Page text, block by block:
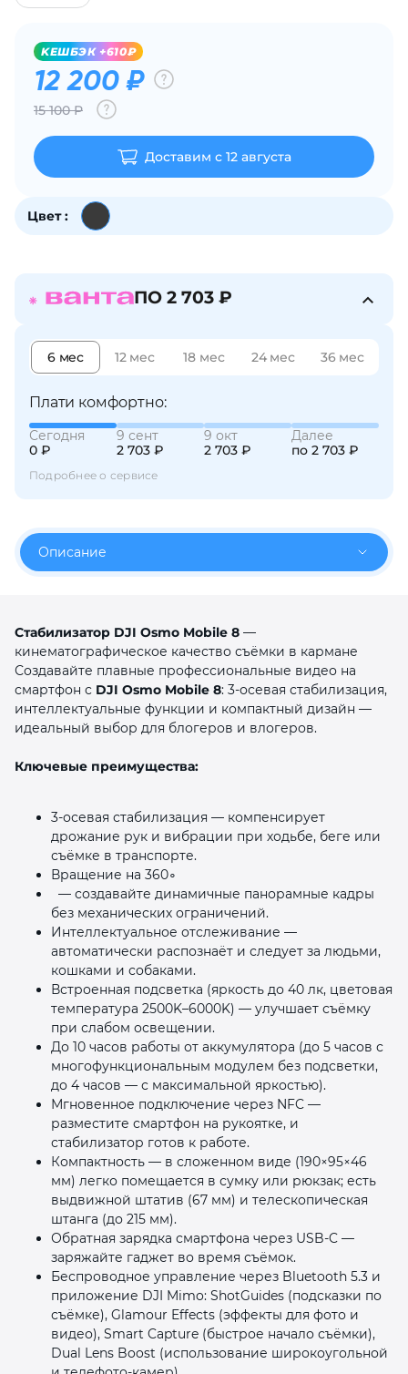
KЕШБЭК +610₽
12 200 ₽
15 100 Р
Доставим с 12 августа
Цвет :
ПО 2 703 ₽
6 мес 12 мес 18 мес 24 мес 36 мес
Плати комфортно:
Сегодня
0 ₽
9 сент
2 703 ₽
9 окт
2 703 ₽
Далее
по 2 703 ₽
Подробнее о сервисе
Описание
Стабилизатор DJI Osmo Mobile 8 —
кинематографическое качество съёмки в кармане
Создавайте плавные профессиональные видео на
смартфон с DJI Osmo Mobile 8: 3‑осевая стабилизация,
интеллектуальные функции и компактный дизайн —
идеальный выбор для блогеров и влогеров.
Ключевые преимущества:
3‑осевая стабилизация — компенсирует
дрожание рук и вибрации при ходьбе, беге или
съёмке в транспорте.
Вращение на 360∘
— создавайте динамичные панорамные кадры
без механических ограничений.
Интеллектуальное отслеживание —
автоматически распознаёт и следует за людьми,
кошками и собаками.
Встроенная подсветка (яркость до 40 лк, цветовая
температура 2500K–6000K) — улучшает съёмку
при слабом освещении.
До 10 часов работы от аккумулятора (до 5 часов с
многофункциональным модулем без подсветки,
до 4 часов — с максимальной яркостью).
Мгновенное подключение через NFC —
разместите смартфон на рукоятке, и
стабилизатор готов к работе.
Компактность — в сложенном виде (190×95×46
мм) легко помещается в сумку или рюкзак; есть
выдвижной штатив (67 мм) и телескопическая
штанга (до 215 мм).
Обратная зарядка смартфона через USB‑C —
заряжайте гаджет во время съёмок.
Беспроводное управление через Bluetooth 5.3 и
приложение DJI Mimo: ShotGuides (подсказки по
съёмке), Glamour Effects (эффекты для фото и
видео), Smart Capture (быстрое начало съёмки),
Dual Lens Boost (использование широкоугольной
списываться
по25%каждые 2 недели
Подробнее
об оплате Плайтом
раз в 2 недели
plait.ru